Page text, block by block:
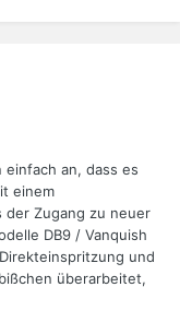
an, dass es
einem
der Zugang zu neuer
DB9 / Vanquish
und
überarbeitet,